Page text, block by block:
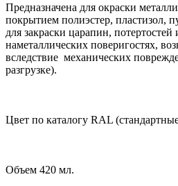
Предназначена для окраски
покрытием полиэстер, пластизол,
для закраски царапин,
наметаллических поверигостях,
вследствие механических
разгрузке).
Цвет по каталогу RAL
Объем 420 мл.